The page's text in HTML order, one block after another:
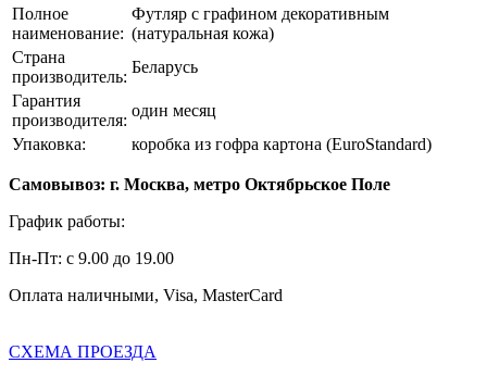
Полное
наименование:
Футляр с графином декоративным
(натуральная кожа)
Страна
производитель:
Беларусь
Гарантия
производителя:
один месяц
Упаковка:
коробка из гофра картона (EuroStandard)
Самовывоз: г. Москва, метро Октябрьское Поле
График работы:
Пн-Пт: с 9.00 до 19.00
Оплата наличными, Visa, MasterCard
СХЕМА ПРОЕЗДА